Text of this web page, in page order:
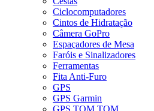
Ciclocomputadores
Cintos de Hidratação
Câmera GoPro
Espaçadores de Mesa
Faróis e Sinalizadores
Ferramentas
Fita Anti-Furo
GPS
GPS Garmin
GPS TOM TOM